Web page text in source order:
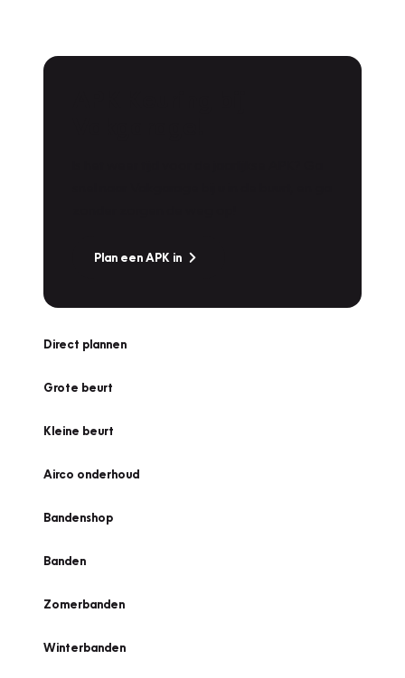
Plan een APK in
Direct plannen
Grote beurt
Kleine beurt
Airco onderhoud
Bandenshop
Banden
Zomerbanden
Winterbanden